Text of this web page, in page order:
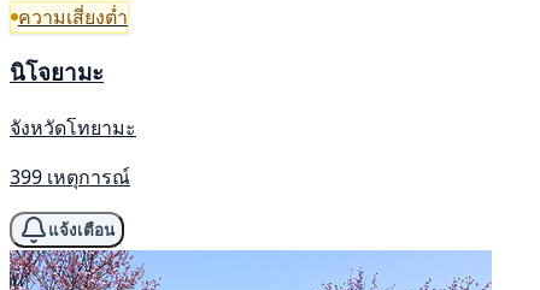
ความเสี่ยงต่ำ
นิโจยามะ
จังหวัดโทยามะ
399 เหตุการณ์
แจ้งเตือน